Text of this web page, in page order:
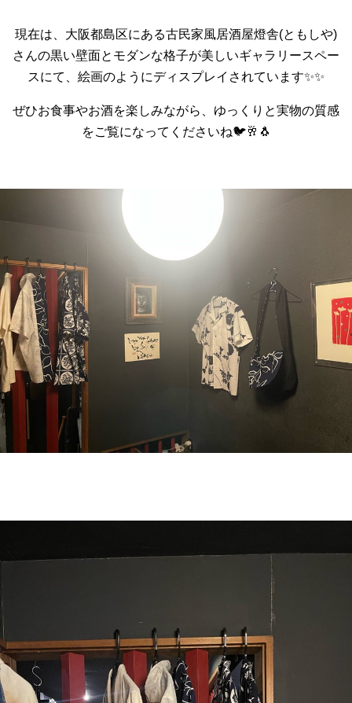
現在は、大阪都島区にある古民家風居酒屋燈舎(ともしや)
さんの黒い壁面とモダンな格子が美しいギャラリースペー
スにて、絵画のようにディスプレイされています✨✨
ぜひお食事やお酒を楽しみながら、ゆっくりと実物の質感
をご覧になってくださいね🐦🥂🐧